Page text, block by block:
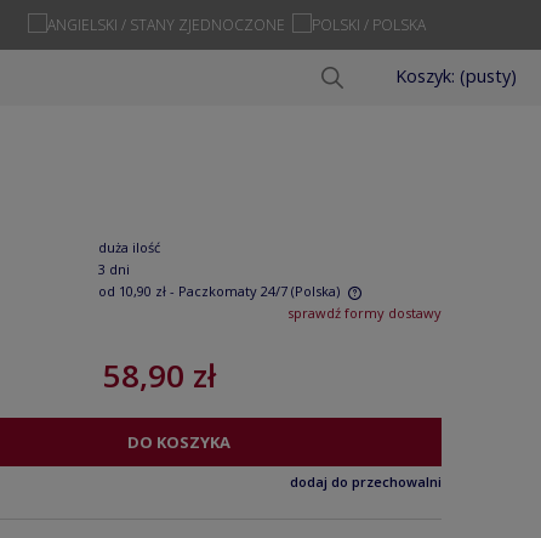
Koszyk: (pusty)
duża ilość
3 dni
od 10,90 zł - Paczkomaty 24/7 (Polska)
sprawdź formy dostawy
58,90 zł
DO KOSZYKA
dodaj do przechowalni